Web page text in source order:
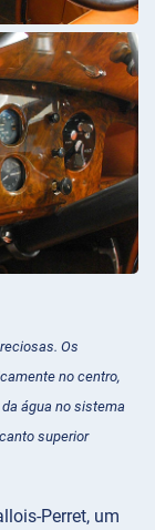
Os
no centro,
água no sistema
superior
Perret, um